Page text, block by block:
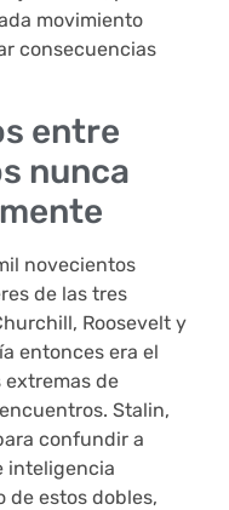
movimiento
consecuencias
entre
nunca
novecientos
de las tres
Roosevelt y
entonces era el
extremas de
Stalin,
confundir a
inteligencia
de estos dobles,